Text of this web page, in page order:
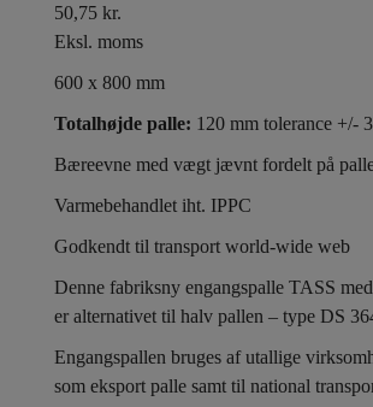
50,75 kr.
Eksl. moms
600 x 800 mm
Totalhøjde palle: 120 mm tolerance +/-
Bæreevne med vægt jævnt fordelt på
Varmebehandlet iht. IPPC
Godkendt til transport world-wide web
Denne fabriksny engangspalle TASS
er alternativet til halv pallen – type DS
Engangspallen bruges af utallige
som eksport palle samt til national